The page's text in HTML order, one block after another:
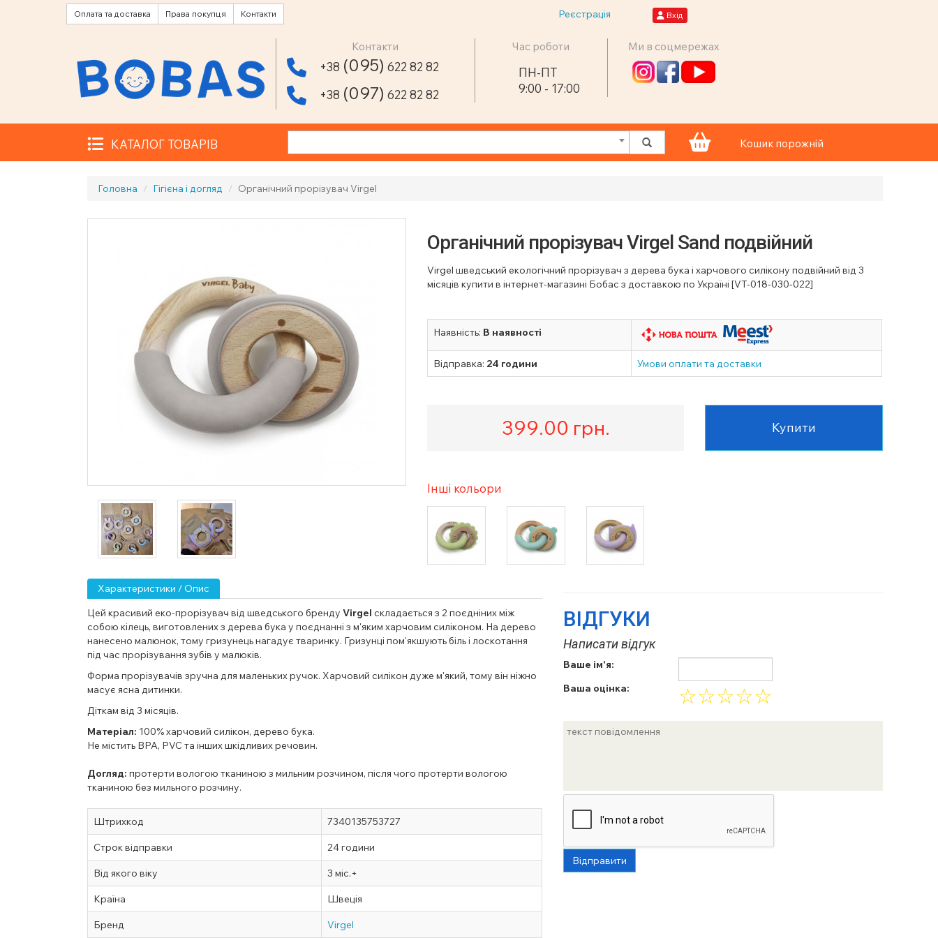
Оплата та доставка Права покупця Контакти Реєстрація Вхід
Контакти
+38 (095) 622 82 82
+38 (097) 622 82 82
Час роботи
ПН-ПТ
9:00 - 17:00
Ми в соцмережах
КАТАЛОГ ТОВАРІВ Кошик порожній
Головна Гігієна і догляд Органічний прорізувач Virgel
Органічний прорізувач Virgel Sand подвійний
Virgel шведський екологічний прорізувач з дерева бука і харчового силікону подвійний від 3
місяців купити в інтернет-магазині Бобас з доставкою по Україні [VT-018-030-022]
Наявність: В наявності
Відправка: 24 години Умови оплати та доставки
399.00 грн. Купити
Інші кольори
Характеристики / Опис
Цей красивий еко-прорізувач від шведського бренду Virgel складається з 2 поєдніних між
собою кілець, виготовлених з дерева бука у поєднанні з м'яким харчовим силіконом. На дерево
нанесено малюнок, тому гризунець нагадує тваринку. Гризунці пом'якшують біль і лоскотання
під час прорізування зубів у малюків.
Форма прорізувачів зручна для маленьких ручок. Харчовий силікон дуже м'який, тому він ніжно
масує ясна дитинки.
Діткам від 3 місяців.
Матеріал: 100% харчовий силікон, дерево бука.
Не містить BPA, PVC та інших шкідливих речовин.
Догляд: протерти вологою тканиною з мильним розчином, після чого протерти вологою
тканиною без мильного розчину.
Штрихкод 7340135753727
Строк відправки 24 години
Від якого віку 3 міс.+
Країна Швеція
Бренд Virgel
ВІДГУКИ
Написати відгук
Ваше ім'я:
Ваша оцінка:
☆
☆
☆
☆
☆
Відправити